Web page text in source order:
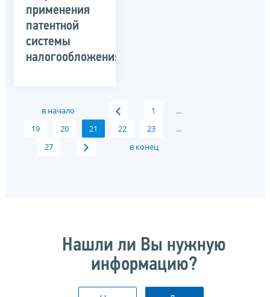
применения
патентной
системы
налогообложения
в начало 1
...
19
20 21 22 23
...
27
в конец
Нашли ли Вы нужную
информацию?